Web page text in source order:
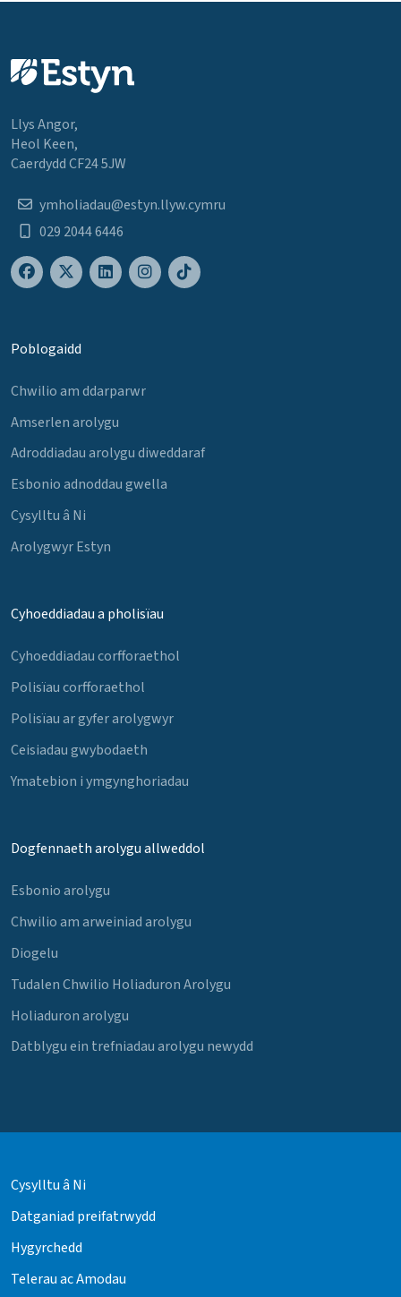
Llys Angor,
Heol Keen,
Caerdydd CF24 5JW
ymholiadau@estyn.llyw.cymru
029 2044 6446
Poblogaidd
Chwilio am ddarparwr
Amserlen arolygu
Adroddiadau arolygu diweddaraf
Esbonio adnoddau gwella
Cysylltu â Ni
Arolygwyr Estyn
Cyhoeddiadau a pholisïau
Cyhoeddiadau corfforaethol
Polisïau corfforaethol
Polisïau ar gyfer arolygwyr
Ceisiadau gwybodaeth
Ymatebion i ymgynghoriadau
Dogfennaeth arolygu allweddol
Esbonio arolygu
Chwilio am arweiniad arolygu
Diogelu
Tudalen Chwilio Holiaduron Arolygu
Holiaduron arolygu
Datblygu ein trefniadau arolygu newydd
Cysylltu â Ni
Datganiad preifatrwydd
Hygyrchedd
Telerau ac Amodau